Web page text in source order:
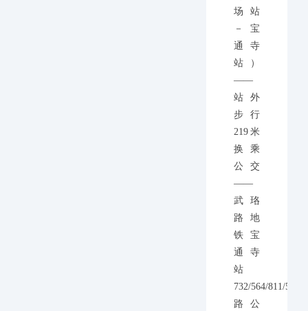
场站
－宝
通寺
站）
——
站外
步行
219米
换乘
公交
——
武珞
路地
铁宝
通寺
站
732/564/811/503/
路公